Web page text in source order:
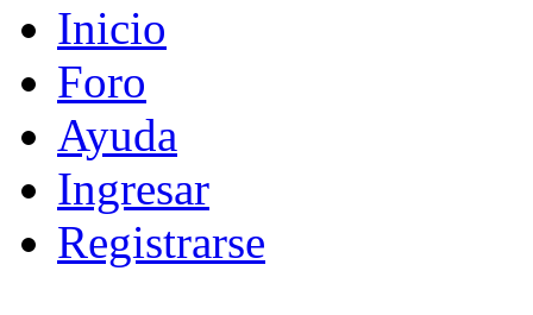
Inicio
Foro
Ayuda
Ingresar
Registrarse